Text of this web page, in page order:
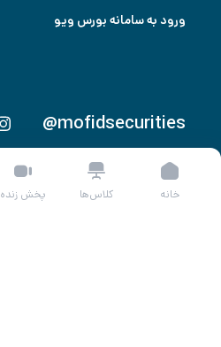
@mofidsecurities
ورود به سامانه بورس ویو
خانه کلاس‌ها پخش زنده